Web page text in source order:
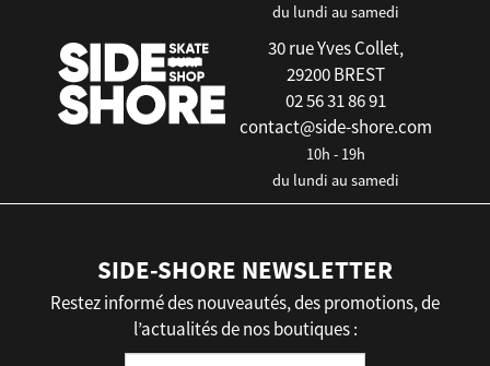
du lundi au samedi
30 rue Yves Collet,
29200 BREST
02 56 31 86 91
contact@side-shore.com
10h - 19h
du lundi au samedi
SIDE-SHORE NEWSLETTER
Restez informé des nouveautés, des promotions, de
l’actualités de nos boutiques :